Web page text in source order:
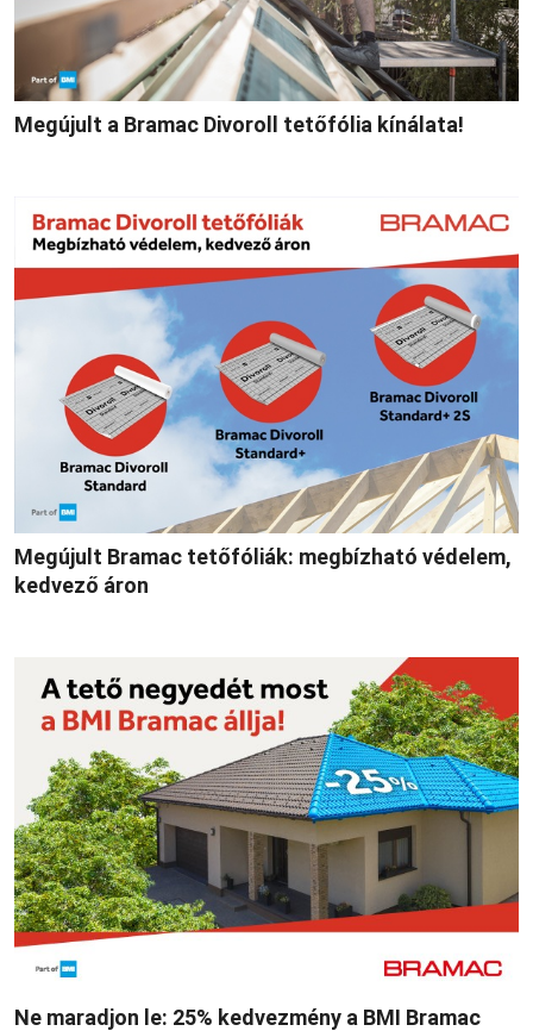
Megújult a Bramac Divoroll tetőfólia kínálata!
Megújult Bramac tetőfóliák: megbízható védelem,
kedvező áron
Ne maradjon le: 25% kedvezmény a BMI Bramac